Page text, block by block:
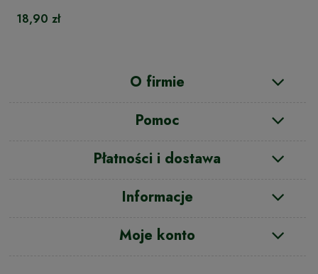
18,90 zł
O firmie
Pomoc
Płatności i dostawa
Informacje
Moje konto